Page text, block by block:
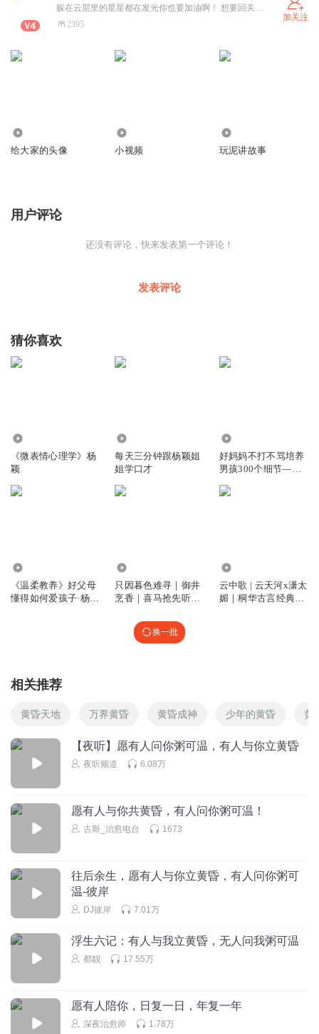
躲在云层里的星星都在发光你也要加油啊！ 想要回关的私信
2395
加关注
给大家的头像 小视频 玩泥讲故事
用户评论
还没有评论，快来发表第一个评论！
发表评论
猜你喜欢
《微表情心理学》杨
颖
每天三分钟跟杨颖姐
姐学口才
好妈妈不打不骂培养
男孩300个细节—杨
《温柔教养》好父母
懂得如何爱孩子·杨颖
只因暮色难寻｜御井
烹香｜喜马抢先听｜
云中歌 | 云天河x潇太
媚｜桐华古言经典｜
换一批
相关推荐
黄昏天地 万界黄昏 黄昏成神 少年的黄昏 黄
【夜听】愿有人问你粥可温，有人与你立黄昏
夜听频道 6.08万
愿有人与你共黄昏，有人问你粥可温！
古斯_治愈电台 1673
往后余生，愿有人与你立黄昏，有人问你粥可
温-彼岸
DJ彼岸 7.01万
浮生六记：有人与我立黄昏，无人问我粥可温
都靓 17.55万
愿有人陪你，日复一日，年复一年
深夜治愈师 1.78万